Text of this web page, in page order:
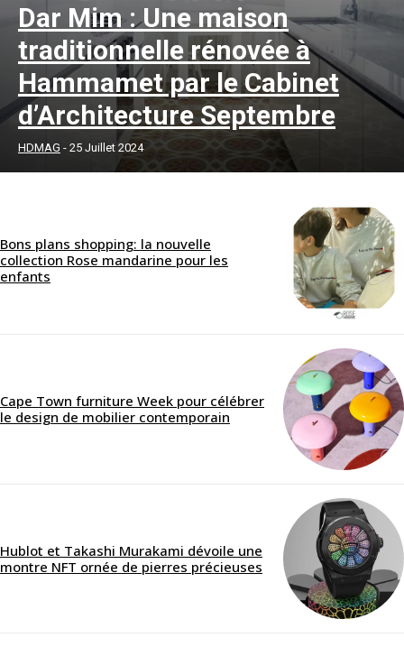
Dar Mim : Une maison
traditionnelle rénovée à
Hammamet par le Cabinet
d’Architecture Septembre
HDMAG - 25 Juillet 2024
Bons plans shopping: la nouvelle
collection Rose mandarine pour les
enfants
Cape Town furniture Week pour célébrer
le design de mobilier contemporain
Hublot et Takashi Murakami dévoile une
montre NFT ornée de pierres précieuses